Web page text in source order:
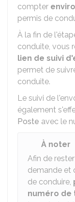
compter
permis de
À la fin de
conduite, vous
lien de suivi
permet de
conduite.
Le suivi de
également
Poste avec le
À noter
Afin de
demande et
de conduire,
numéro de